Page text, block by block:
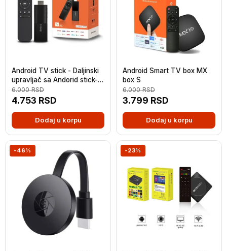
Android TV stick - Daljinski
upravljač sa Andorid stick-
om
4.753 RSD
6.000RSD
Dodaj u korpu
Android Smart TV box MX
box S
3.799 RSD
6.000RSD
Dodaj u korpu
-46% -23%